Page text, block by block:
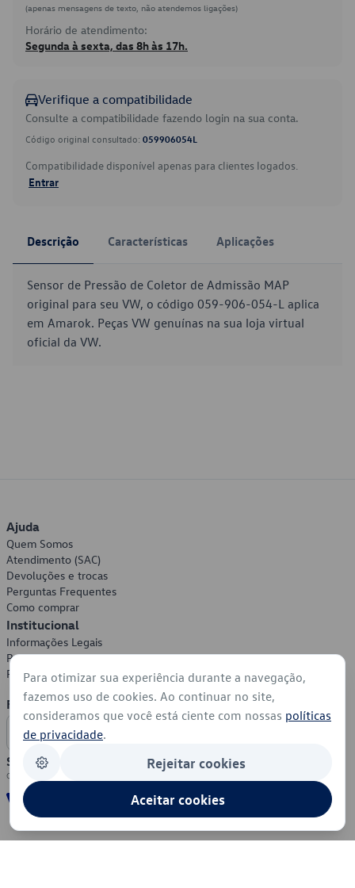
(apenas mensagens de texto, não atendemos ligações)
Horário de atendimento:
Segunda à sexta, das 8h às 17h.
Verifique a compatibilidade
Consulte a compatibilidade fazendo login na sua conta.
Código original consultado: 059906054L
Compatibilidade disponível apenas para clientes logados.
Entrar
Descrição Características Aplicações
Sensor de Pressão de Coletor de Admissão MAP
original para seu VW, o código 059-906-054-L aplica
em Amarok. Peças VW genuínas na sua loja virtual
oficial da VW.
Ajuda
Quem Somos
Atendimento (SAC)
Devoluções e trocas
Perguntas Frequentes
Como comprar
Institucional
Informações Legais
Política de Privacidade
Política de Cookies
Formas de Pagamento
Segurança
Para otimizar sua experiência durante a navegação,
fazemos uso de cookies. Ao continuar no site,
consideramos que você está ciente com nossas políticas
de privacidade.
Rejeitar cookies
Aceitar cookies